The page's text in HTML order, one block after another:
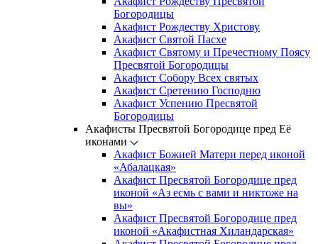
Богородицы
Акафист Рождеству Христову
Акафист Святой Пасхе
Акафист Святому и Пречестному Поясу
Пресвятой Богородицы
Акафист Собору Всех святых
Акафист Сретению Господню
Акафист Успению Пресвятой
Богородицы
Акафисты Пресвятой Богородице пред Её
иконами
Акафист Божией Матери перед иконой
«Абалацкая»
Акафист Пресвятой Богородице пред
иконой «Аз есмь с вами и никтоже на
вы»
Акафист Пресвятой Богородице пред
иконой «Акафистная Хиландарская»